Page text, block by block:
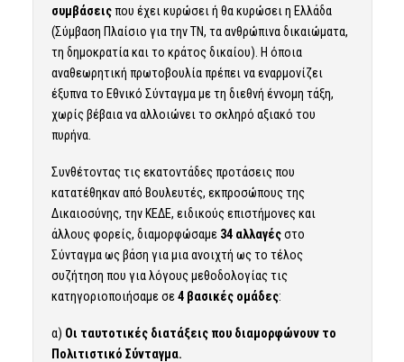
συμβάσειςπου έχει κυρώσει ή θα κυρώσει η Ελλάδα
(Σύμβαση Πλαίσιο για την ΤΝ, τα ανθρώπινα δικαιώματα,
τη δημοκρατία και το κράτος δικαίου). Η όποια
αναθεωρητική πρωτοβουλία πρέπει να εναρμονίζει
έξυπνα το Εθνικό Σύνταγμα με τη διεθνή έννομη τάξη,
χωρίς βέβαια να αλλοιώνει το σκληρό αξιακό του
πυρήνα.
Συνθέτοντας τις εκατοντάδες προτάσεις που
κατατέθηκαν από Βουλευτές, εκπροσώπους της
Δικαιοσύνης, την ΚΕΔΕ, ειδικούς επιστήμονες και
άλλους φορείς, διαμορφώσαμε 34 αλλαγέςστο
Σύνταγμα ως βάση για μια ανοιχτή ως το τέλος
συζήτηση που για λόγους μεθοδολογίας τις
κατηγοριοποιήσαμε σε4 βασικές ομάδες:
α) Οι ταυτοτικές διατάξεις που διαμορφώνουν το
Πολιτιστικό Σύνταγμα.